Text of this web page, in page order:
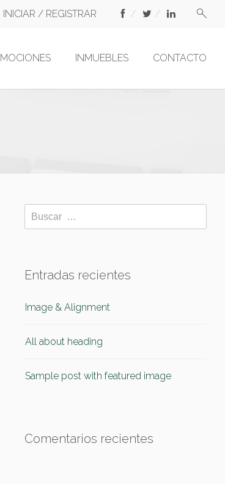
INICIAR / REGISTRAR
INMUEBLES CONTACTO
Entradas recientes
Image & Alignment
All about heading
Sample post with featured image
Comentarios recientes